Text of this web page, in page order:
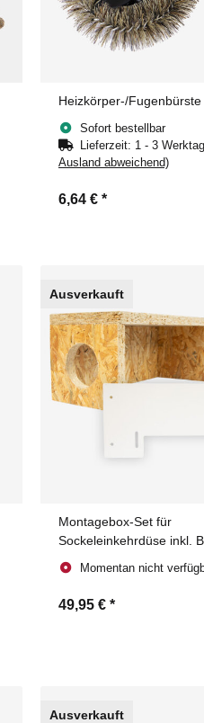
Heizkörper-/Fugenbürste
Sofort bestellbar
Lieferzeit: 1 - 3
Ausland abweichend)
6,64 € *
Ausverkauft
Montagebox-Set für
Sockeleinkehrdüse inkl.
(Weiß)
Momentan nicht
49,95 € *
Ausverkauft